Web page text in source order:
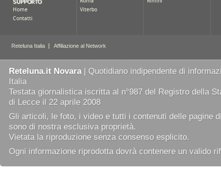
Reteluna.it Novara| Quotidiano indipendente di
Italia
Testata giornalistica iscritta al n°987 del Registro della
di Lecce il 22 aprile 2008
Gli articoli, le foto, i video e tutti i contenuti delle pagine
sono di nostra esclusiva proprietà.
Vietata la riproduzione senza consenso esplicito.
Ogni informazione riprodotta dovrà contenere un valido